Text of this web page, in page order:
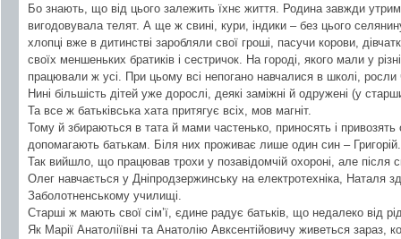
Бо знають, що від цього залежить їхнє життя. Родина завжди
вигодовувала телят. А ще ж свині, кури, індики – без цього
хлопці вже в дитинстві заробляли свої гроші, пасучи корови,
своїх меншеньких братиків і сестричок. На городі, якого мали у
працювали ж усі. При цьому всі непогано навчалися в школі,
Нині більшість дітей уже дорослі, деякі заміжні й одружені (у
Та все ж батьківська хата притягує всіх, мов магніт.
Тому й збираються в тата й мами частенько, приносять і привозять
допомагають батькам. Біля них проживає лише один син – Григорій.
Так вийшло, що працював трохи у позавідомчій охороні, але після
Олег навчається у Дніпродзержинську на електротехніка, Наталя
Заболотненському училищі.
Старші ж мають свої сім’ї, єдине радує батьків, що недалеко від
Як Марії Анатоліївні та Анатолію Авксентійовичу живеться зараз,